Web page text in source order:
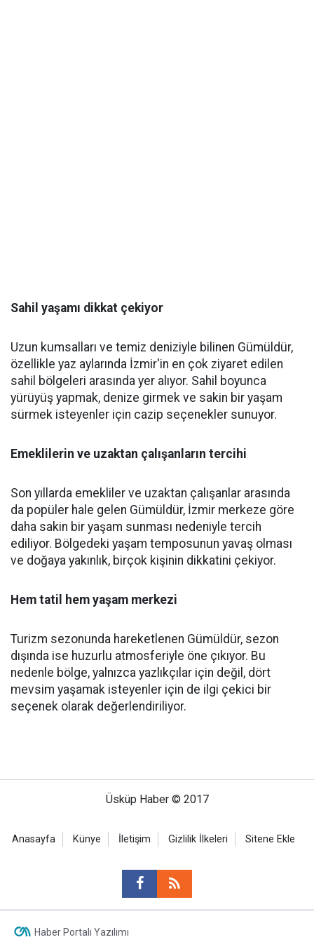
Sahil yaşamı dikkat çekiyor
Uzun kumsalları ve temiz deniziyle bilinen Gümüldür,
özellikle yaz aylarında İzmir'in en çok ziyaret edilen
sahil bölgeleri arasında yer alıyor. Sahil boyunca
yürüyüş yapmak, denize girmek ve sakin bir yaşam
sürmek isteyenler için cazip seçenekler sunuyor.
Emeklilerin ve uzaktan çalışanların tercihi
Son yıllarda emekliler ve uzaktan çalışanlar arasında
da popüler hale gelen Gümüldür, İzmir merkeze göre
daha sakin bir yaşam sunması nedeniyle tercih
ediliyor. Bölgedeki yaşam temposunun yavaş olması
ve doğaya yakınlık, birçok kişinin dikkatini çekiyor.
Hem tatil hem yaşam merkezi
Turizm sezonunda hareketlenen Gümüldür, sezon
dışında ise huzurlu atmosferiyle öne çıkıyor. Bu
nedenle bölge, yalnızca yazlıkçılar için değil, dört
mevsim yaşamak isteyenler için de ilgi çekici bir
seçenek olarak değerlendiriliyor.
Üsküp Haber © 2017
Anasayfa Künye İletişim Gizlilik İlkeleri Sitene Ekle
Haber Portalı Yazılımı